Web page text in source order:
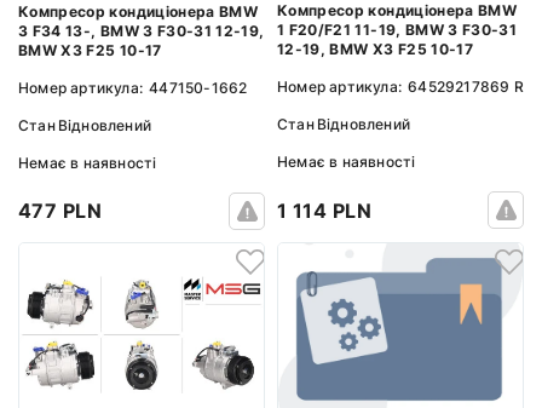
Компресор кондиціонера BMW
3 F34 13-, BMW 3 F30-31 12-19,
BMW X3 F25 10-17
Номер артикула: 447150-1662
Стан Відновлений
Немає в наявності
477 PLN
Компресор кондиціонера BMW
1 F20/F21 11-19, BMW 3 F30-31
12-19, BMW X3 F25 10-17
Номер артикула: 64529217869 R
Стан Відновлений
Немає в наявності
1 114 PLN